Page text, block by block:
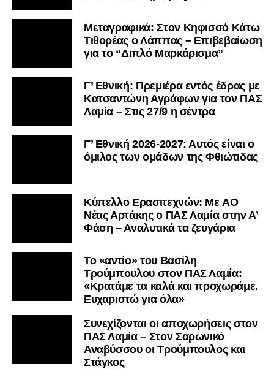
Μεταγραφικά: Στον Κηφισσό Κάτω
Τιθορέας ο Λάππας – Επιβεβαίωση
για το “Διπλό Μαρκάρισμα”
Γ’ Εθνική: Πρεμιέρα εντός έδρας με
Κατσαντώνη Αγράφων για τον ΠΑΣ
Λαμία – Στις 27/9 η σέντρα
Γ’ Εθνική 2026-2027: Αυτός είναι ο
όμιλος των ομάδων της Φθιώτιδας
Kύπελλο Ερασιτεχνών: Με AO
Nέας Αρτάκης ο ΠΑΣ Λαμία στην Α’
Φάση – Αναλυτικά τα ζευγάρια
Το «αντίο» του Βασίλη
Τρούμπουλου στον ΠΑΣ Λαμία:
«Κρατάμε τα καλά και προχωράμε.
Ευχαριστώ για όλα»
Συνεχίζονται οι αποχωρήσεις στον
ΠΑΣ Λαμία – Στον Σαρωνικό
Αναβύσσου οι Τρούμπουλος και
Στάγκος